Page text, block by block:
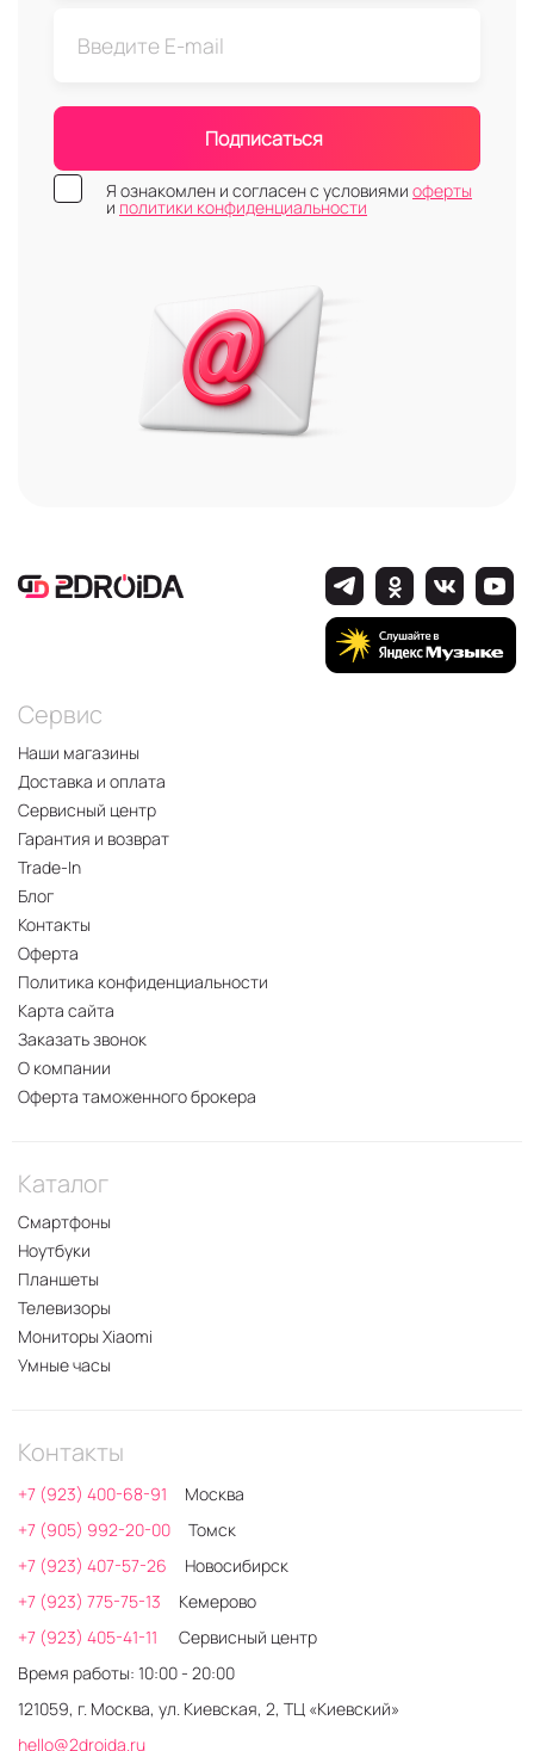
Подписаться
Я ознакомлен и согласен с условиями оферты
и политики конфиденциальности
Сервис
Наши магазины
Доставка и оплата
Сервисный центр
Гарантия и возврат
Trade-In
Блог
Контакты
Оферта
Политика конфиденциальности
Карта сайта
Заказать звонок
О компании
Оферта таможенного брокера
Каталог
Смартфоны
Ноутбуки
Планшеты
Телевизоры
Мониторы Xiaomi
Умные часы
Контакты
+7 (923) 400-68-91
Москва
+7 (905) 992-20-00
Томск
+7 (923) 407-57-26
Новосибирск
+7 (923) 775-75-13
Кемерово
+7 (923) 405-41-11
Сервисный центр
Время работы: 10:00 - 20:00
121059, г. Москва, ул. Киевская, 2, ТЦ «Киевский»
hello@2droida.ru